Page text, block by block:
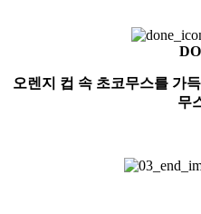
오렌지 컵 속 초코무스를 가
무